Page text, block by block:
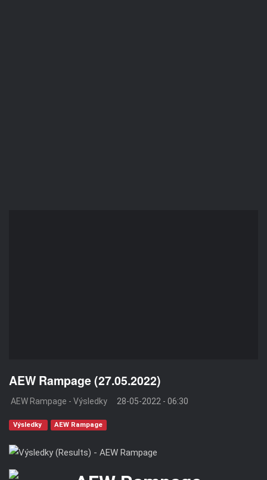
AEW Rampage (27.05.2022)
AEW Rampage - Výsledky 28-05-2022 - 06:30
Výsledky AEW Rampage